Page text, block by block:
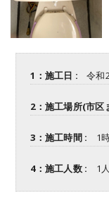
1：施工日 : 令和
2：施工場所(市区
3：施工時間 : 1
4：施工人数 : 1人